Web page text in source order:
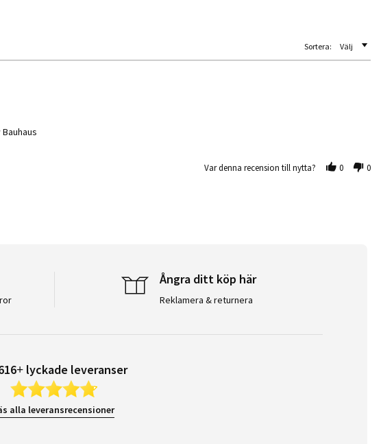
Sortera: Välj
Var denna recension till nytta? 0 0
Ångra ditt köp här
Reklamera & returnera
lyckade leveranser
alla leveransrecensioner